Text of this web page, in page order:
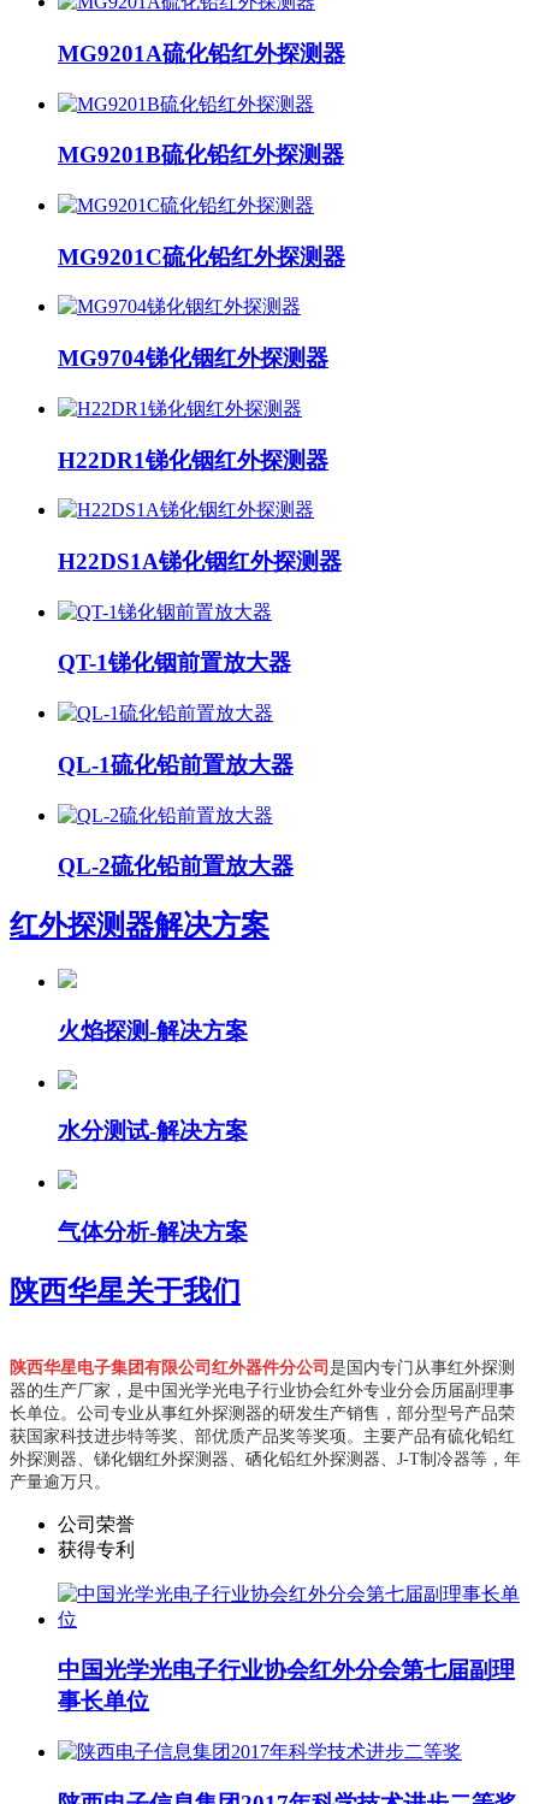
MG9201A硫化铅红外探测器
MG9201B硫化铅红外探测器
MG9201C硫化铅红外探测器
MG9704锑化铟红外探测器
H22DR1锑化铟红外探测器
H22DS1A锑化铟红外探测器
QT-1锑化铟前置放大器
QL-1硫化铅前置放大器
QL-2硫化铅前置放大器
红外探测器解决方案
火焰探测-解决方案
水分测试-解决方案
气体分析-解决方案
陕西华星关于我们
陕西华星电子集团有限公司红外器件分公司 是国内专门从事红外探测
器的生产厂家，是中国光学光电子行业协会红外专业分会历届副理事
长单位。 公司专业从事红外探测器的研发生产销售，部分型号产品荣
获国家科技进步特等奖、部优质产品奖等奖项。主要产品有硫化铅红
外探测器、锑化铟红外探测器、硒化铅红外探测器、J-T制冷器等，年
产量逾万只。
公司荣誉
获得专利
中国光学光电子行业协会红外分会第七届副理
事长单位